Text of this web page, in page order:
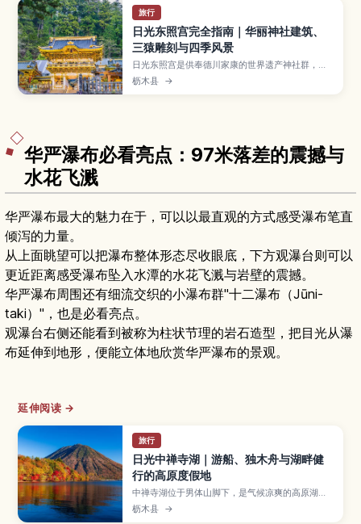
旅行
日光东照宫完全指南｜华丽神社建筑、
三猿雕刻与四季风景
日光东照宫是供奉德川家康的世界遗产神社群，以
金碧辉煌的社殿与“三不猴”、眠猫等精致雕刻闻
名，是日本代表性的历史景点之一。本文将介绍必
枥木县 →
华严瀑布必看亮点：97米落差的震撼与
水花飞溅
华严瀑布最大的魅力在于，可以以最直观的方式感受瀑布笔直
倾泻的力量。
从上面眺望可以把瀑布整体形态尽收眼底，下方观瀑台则可以
更近距离感受瀑布坠入水潭的水花飞溅与岩壁的震撼。
华严瀑布周围还有细流交织的小瀑布群"十二瀑布（Jūni-
taki）"，也是必看亮点。
观瀑台右侧还能看到被称为柱状节理的岩石造型，把目光从瀑
布延伸到地形，便能立体地欣赏华严瀑布的景观。
延伸阅读 →
旅行
日光中禅寺湖｜游船、独木舟与湖畔健
行的高原度假地
中禅寺湖位于男体山脚下，是气候凉爽的高原湖
泊，可搭乘游船环湖、参加独木舟体验，并在湖畔
步道上轻松健行，享受满满自然疗愈感。本文将介
枥木县 →